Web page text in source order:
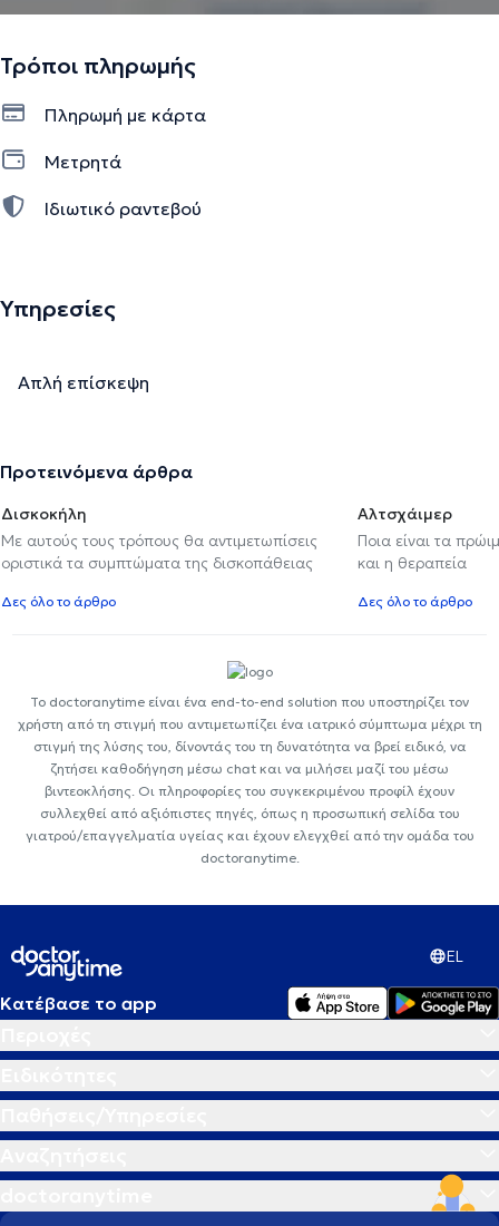
Τρόποι πληρωμής
Πληρωμή με κάρτα
Μετρητά
Ιδιωτικό ραντεβού
Υπηρεσίες
Απλή επίσκεψη
Προτεινόμενα άρθρα
Δισκοκήλη
Με αυτούς τους τρόπους θα αντιμετωπίσεις
οριστικά τα συμπτώματα της δισκοπάθειας
Δες όλο το άρθρο
Αλτσχάιμερ
Ποια είναι τα
και η θεραπεία
Δες όλο το άρθρο
Το doctoranytime είναι ένα end-to-end solution που υποστηρίζει τον
χρήστη από τη στιγμή που αντιμετωπίζει ένα ιατρικό σύμπτωμα μέχρι τη
στιγμή της λύσης του, δίνοντάς του τη δυνατότητα να βρεί ειδικό, να
ζητήσει καθοδήγηση μέσω chat και να μιλήσει μαζί του μέσω
βιντεοκλήσης. Οι πληροφορίες του συγκεκριμένου προφίλ έχουν
συλλεχθεί από αξιόπιστες πηγές, όπως η προσωπική σελίδα του
γιατρού/επαγγελματία υγείας και έχουν ελεγχθεί από την ομάδα του
doctoranytime.
EL
Κατέβασε το app